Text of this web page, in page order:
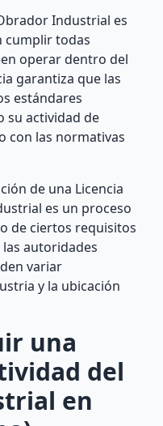
Industrial es
cumplir todas
operar dentro del
garantiza que las
estándares
su actividad de
con las normativas
de una Licencia
es un proceso
de ciertos requisitos
autoridades
variar
y la ubicación
una
del
en